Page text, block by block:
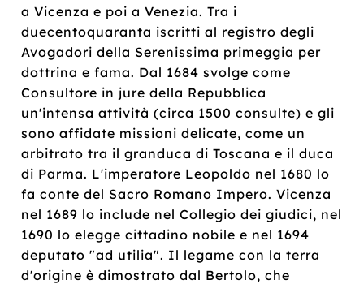
a Vicenza e poi a Venezia. Tra i
duecentoquaranta iscritti al registro degli
Avogadori della Serenissima primeggia per
dottrina e fama. Dal 1684 svolge come
Consultore in jure della Repubblica
un'intensa attività (circa 1500 consulte) e gli
sono affidate missioni delicate, come un
arbitrato tra il granduca di Toscana e il duca
di Parma. L'imperatore Leopoldo nel 1680 lo
fa conte del Sacro Romano Impero. Vicenza
nel 1689 lo include nel Collegio dei giudici, nel
1690 lo elegge cittadino nobile e nel 1694
deputato "ad utilia". Il legame con la terra
d'origine è dimostrato dal Bertolo, che